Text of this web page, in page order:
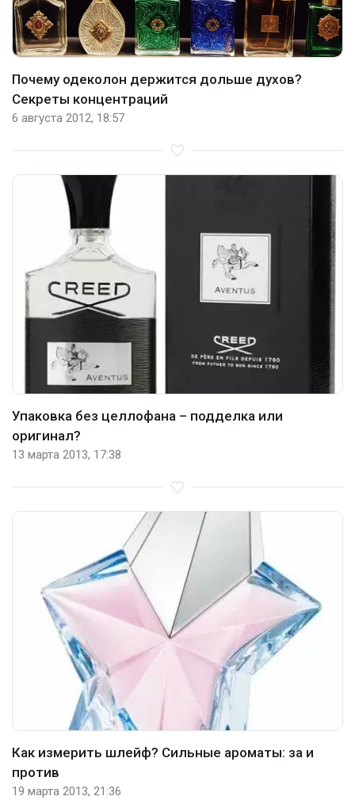
Почему одеколон держится дольше духов?
Секреты концентраций
6 августа 2012, 18:57
Упаковка без целлофана – подделка или
оригинал?
13 марта 2013, 17:38
Как измерить шлейф? Сильные ароматы: за и
против
19 марта 2013, 21:36